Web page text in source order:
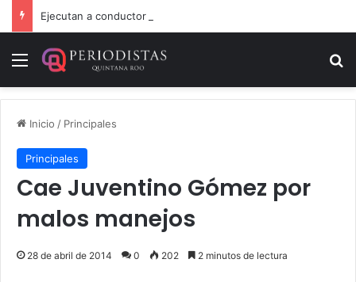
Ejecutan a conductor de un lujoso auto en Tulum
Menú
Inicio / Principales
Principales
Cae Juventino Gómez por
malos manejos
28 de abril de 2014 0 202 2 minutos de lectura